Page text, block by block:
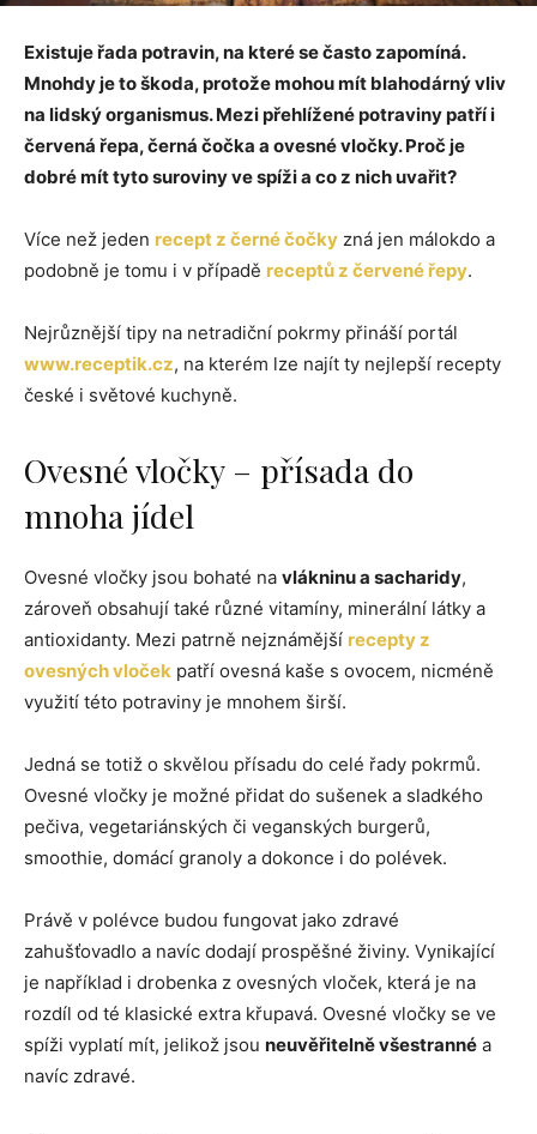
Existuje řada potravin, na které se často zapomíná.
Mnohdy je to škoda, protože mohou mít blahodárný vliv
na lidský organismus. Mezi přehlížené potraviny patří i
červená řepa, černá čočka a ovesné vločky. Proč je
dobré mít tyto suroviny ve spíži a co z nich uvařit?
Více než jeden recept z černé čočky zná jen málokdo a
podobně je tomu i v případě receptů z červené řepy.
Nejrůznější tipy na netradiční pokrmy přináší portál
www.receptik.cz, na kterém lze najít ty nejlepší recepty
české i světové kuchyně.
Ovesné vločky – přísada do
mnoha jídel
Ovesné vločky jsou bohaté na vlákninu a sacharidy,
zároveň obsahují také různé vitamíny, minerální látky a
antioxidanty. Mezi patrně nejznámější recepty z
ovesných vloček patří ovesná kaše s ovocem, nicméně
využití této potraviny je mnohem širší.
Jedná se totiž o skvělou přísadu do celé řady pokrmů.
Ovesné vločky je možné přidat do sušenek a sladkého
pečiva, vegetariánských či veganských burgerů,
smoothie, domácí granoly a dokonce i do polévek.
Právě v polévce budou fungovat jako zdravé
zahušťovadlo a navíc dodají prospěšné živiny. Vynikající
je například i drobenka z ovesných vloček, která je na
rozdíl od té klasické extra křupavá. Ovesné vločky se ve
spíži vyplatí mít, jelikož jsou neuvěřitelně všestranné a
navíc zdravé.